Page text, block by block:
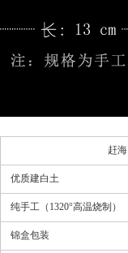
赶海
优质建白土
纯手工（1320°高温烧制）
锦盒包装